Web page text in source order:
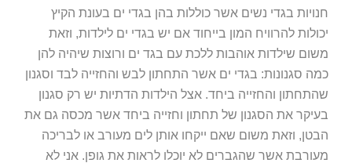
חנויות בגדי נשים אשר כוללות בהן בגדי ים בעונת הקיץ
יכולות להרוויח המון בייחוד אם יש בגדי ים לילדות, וזאת
משום שילדות אוהבות ללכת עם בגד ים ורוצות שיהיה להן
כמה סגנונות: בגדי ים אשר התחתון לבש והחזייה לבד וסגנון
שהתחתון והחזייה ביחד. אצל הילדות הדתיות יש רק סגנון
בעיקר את הסגנון של תחתון וחזייה ביחד אשר מכסה גם את
הבטן, וזאת משום שאם ייקחו אותן לים מעורב או לבריכה
מעורבת אשר שהגברים לא יוכלו לראות את גופן. אני לא